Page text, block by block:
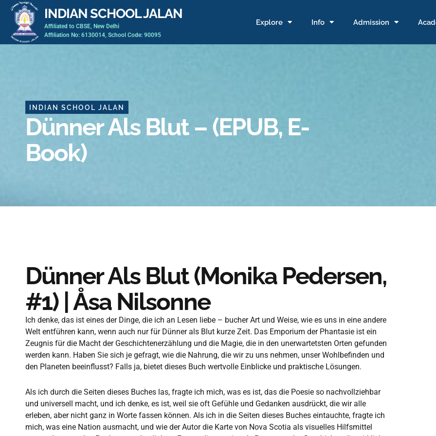
Skip
content
INDIAN SCHOOL JALAN
Affiliated to CBSE, New Delhi
Affiliation No: 6130014, School Code: 90095
Explore Info Admission
INDIAN SCHOOL JALAN
Dünner Als Blut – (EPUB, E-
Book)
Dünner Als Blut (Monika Pedersen,
#1) | Åsa Nilsonne
Ich denke, das ist eines der Dinge, die ich an Lesen liebe – bucher Art und Weise, wie es uns in eine andere
Welt entführen kann, wenn auch nur für Dünner als Blut kurze Zeit. Das Emporium der Phantasie ist ein
Zeugnis für die Macht der Geschichtenerzählung und die Magie, die in den unerwartetsten Orten gefunden
werden kann. Haben Sie sich je gefragt, wie die Nahrung, die wir zu uns nehmen, unser Wohlbefinden und
den Planeten beeinflusst? Falls ja, bietet dieses Buch wertvolle Einblicke und praktische Lösungen.
Als ich durch die Seiten dieses Buches las, fragte ich mich, was es ist, das die Poesie so nachvollziehbar
und universell macht, und ich denke, es ist, weil sie oft Gefühle und Gedanken ausdrückt, die wir alle
erleben, aber nicht ganz in Worte fassen können. Als ich in die Seiten dieses Buches eintauchte, fragte ich
mich, was eine Nation ausmacht, und wie der Autor die Karte von Nova Scotia als visuelles Hilfsmittel